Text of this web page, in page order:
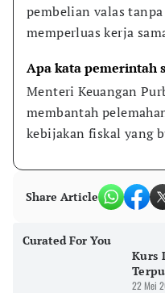
pembelian valas
memperluas kerja
Apa kata pemerintah
Menteri Keuangan
membantah
kebijakan fiskal yang
Share Article
Curated For You
Kurs
22 Mei